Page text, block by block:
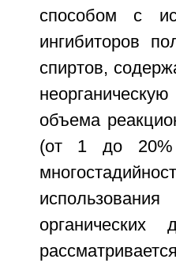
способом с
ингибиторов
спиртов,
объема
(от 1 до 20%